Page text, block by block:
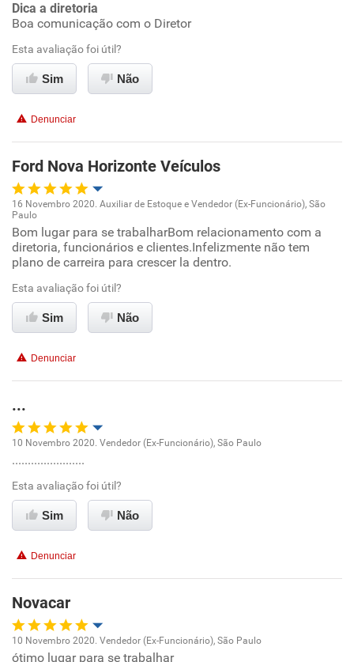
Benefícios
Recomenda esta empresa
Recomenda a diretoria
Dica a diretoria
Boa comunicação com o Diretor
Esta avaliação foi útil?
Sim Não
Denunciar
Ford Nova Horizonte Veículos
Oportunidade de promoção
Ambiente de trabalho
Conciliação com a vida familiar
Recomenda esta empresa
16 Novembro 2020. Auxiliar de Estoque e Vendedor (Ex-Funcionário), São
Paulo
Bom lugar para se trabalharBom relacionamento com a
diretoria, funcionários e clientes.Infelizmente não tem
plano de carreira para crescer la dentro.
Esta avaliação foi útil?
Sim Não
Denunciar
...
Oportunidade de promoção
Ambiente de trabalho
Benefícios
Recomenda esta empresa
Recomenda a diretoria
10 Novembro 2020. Vendedor (Ex-Funcionário), São Paulo
.......................
Esta avaliação foi útil?
Sim Não
Denunciar
Novacar
Oportunidade de promoção
10 Novembro 2020. Vendedor (Ex-Funcionário), São Paulo
ótimo lugar para se trabalhar